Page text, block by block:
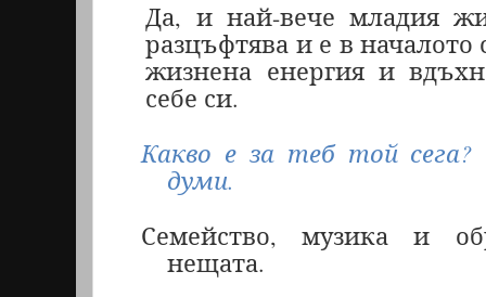
Да, и най-вече младия
разцъфтява и е в началото
жизнена енергия и
себе си.
Какво е за теб той
думи.
Семейство, музика и
нещата.